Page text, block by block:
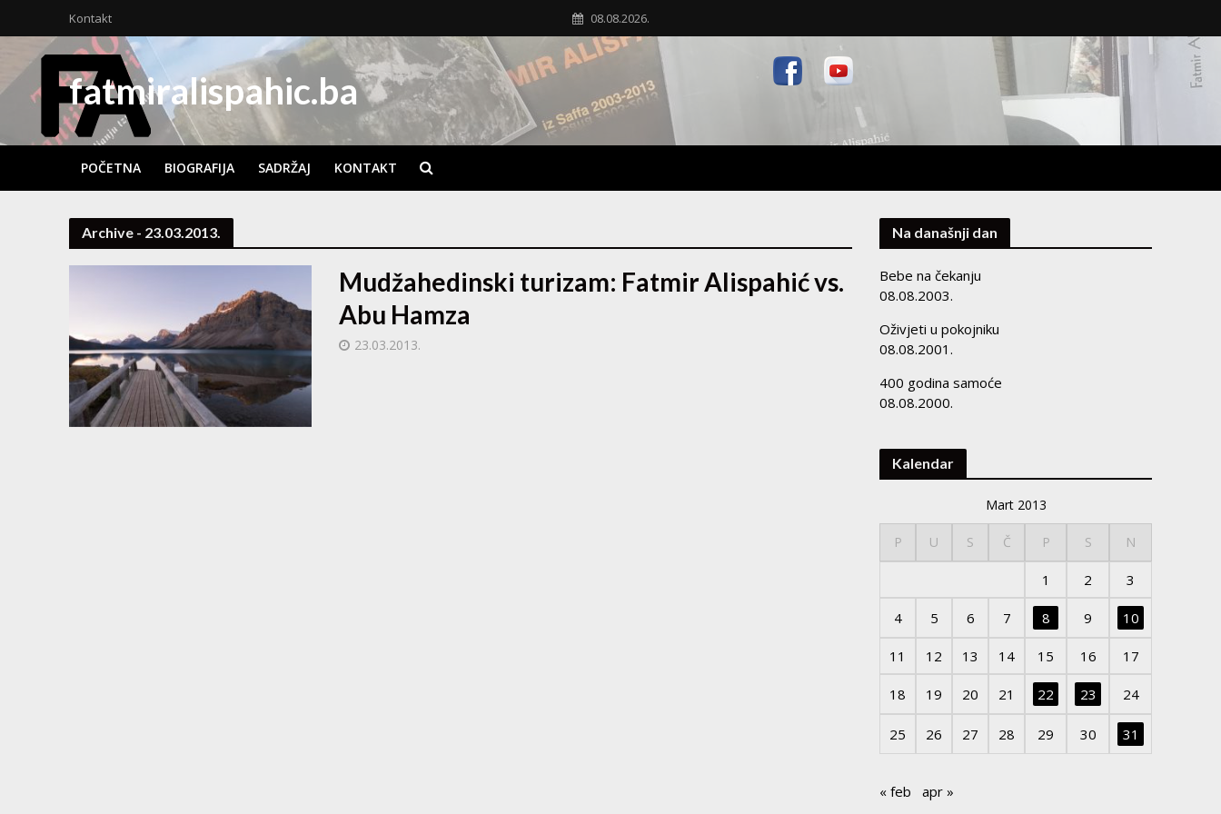
Kontakt 08.08.2026.
fatmiralispahic.ba
POČETNA BIOGRAFIJA SADRŽAJ KONTAKT
Archive - 23.03.2013.
Mudžahedinski turizam: Fatmir Alispahić vs.
Abu Hamza
23.03.2013.
Na današnji dan
Bebe na čekanju
08.08.2003.
Oživjeti u pokojniku
08.08.2001.
400 godina samoće
08.08.2000.
Kalendar
Mart 2013
P U S Č P S N
1 2 3
4 5 6 7 8 9 10
11 12 13 14 15 16 17
18 19 20 21 22 23 24
25 26 27 28 29 30 31
« feb apr »